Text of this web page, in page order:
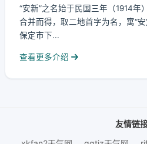
“安新”之名始于民国三年（1914年
合并而得，取二地首字为名，寓“
保定市下...
查看更多介绍
友情链